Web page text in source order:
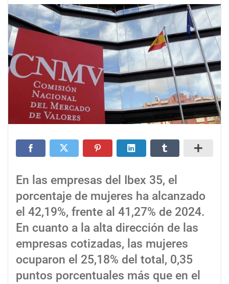
En las empresas del Ibex 35, el
porcentaje de mujeres ha alcanzado
el 42,19%, frente al 41,27% de 2024.
En cuanto a la alta dirección de las
empresas cotizadas, las mujeres
ocuparon el 25,18% del total, 0,35
puntos porcentuales más que en el